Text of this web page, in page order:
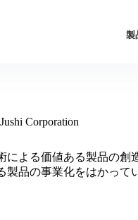
製
Corporation
による価値ある製品の
品の事業化をはかって